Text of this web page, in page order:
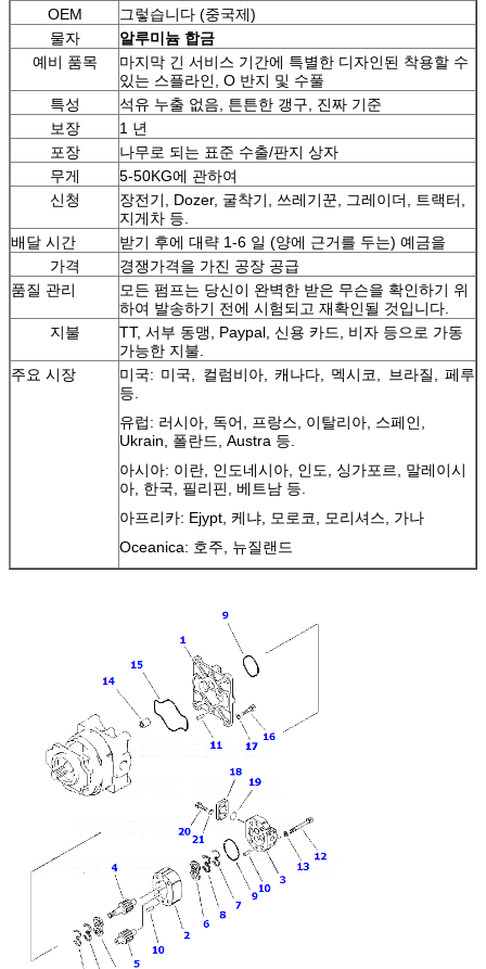
OEM
그렇습니다 (중국제)
물자
알루미늄 합금
예비 품목
마지막 긴 서비스 기간에 특별한 디자인된 착용할 수
있는 스플라인, O 반지 및 수풀
특성
석유 누출 없음, 튼튼한 갱구, 진짜 기준
보장
1 년
포장
나무로 되는 표준 수출/판지 상자
무게
5-50KG에 관하여
신청
장전기, Dozer, 굴착기, 쓰레기꾼, 그레이더, 트랙터,
지게차 등.
배달 시간
받기 후에 대략 1-6 일 (양에 근거를 두는) 예금을
가격
경쟁가격을 가진 공장 공급
품질 관리
모든 펌프는 당신이 완벽한 받은 무슨을 확인하기 위
하여 발송하기 전에 시험되고 재확인될 것입니다.
지불
TT, 서부 동맹, Paypal, 신용 카드, 비자 등으로 가동
가능한 지불.
주요 시장
미국: 미국, 컬럼비아, 캐나다, 멕시코, 브라질, 페루
등.
유럽: 러시아, 독어, 프랑스, 이탈리아, 스페인,
Ukrain, 폴란드, Austra 등.
아시아: 이란, 인도네시아, 인도, 싱가포르, 말레이시
아, 한국, 필리핀, 베트남 등.
아프리카: Ejypt, 케냐, 모로코, 모리셔스, 가나
Oceanica: 호주, 뉴질랜드